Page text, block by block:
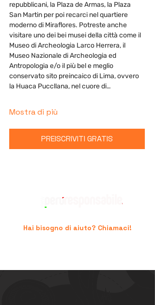
repubblicani, la Plaza de Armas, la Plaza
San Martin per poi recarci nel quartiere
moderno di Miraflores. Potreste anche
visitare uno dei bei musei della città come il
Museo di Archeologia Larco Herrera, il
Museo Nazionale di Archeologia ed
Antropologia e/o il più bel e meglio
conservato sito preincaico di Lima, ovvero
la Huaca Puccllana, nel cuore di…
Mostra di più
PREISCRIVITI GRATIS
Hai bisogno di aiuto? Chiamaci!